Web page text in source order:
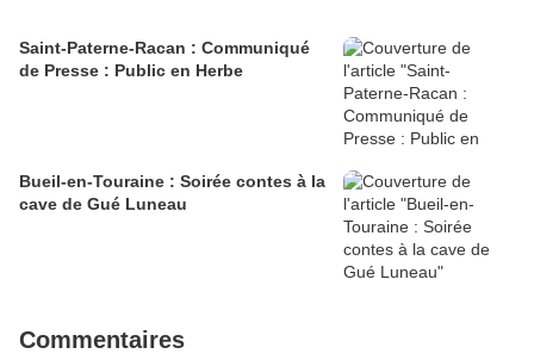
Saint-Paterne-Racan : Communiqué
de Presse : Public en Herbe
Bueil-en-Touraine : Soirée contes à la
cave de Gué Luneau
Commentaires